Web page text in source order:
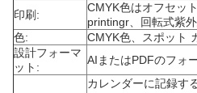
印刷:
CMYK色はオフセッ
printingr、回転式紫
色:
CMYK色、スポット
設計フォーマ
ット:
AIまたはPDFのフォ
カレンダーに記録す